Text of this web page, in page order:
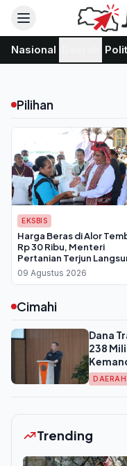
Nasional
Pilihan
EKSBIS
Harga Beras di Alor
Rp 30 Ribu, Menteri
Pertanian Terjun
Salurkan Bantuan 30 Kg
Keluarga
09 Agustus 2026
Cimahi
Dana
238
DAERAH
Trending